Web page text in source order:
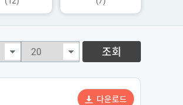
조회
다운로드